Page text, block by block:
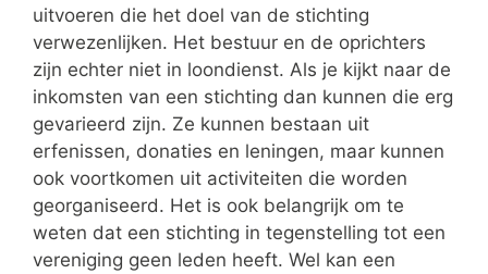
uitvoeren die het doel van de stichting
verwezenlijken. Het bestuur en de oprichters
zijn echter niet in loondienst. Als je kijkt naar de
inkomsten van een stichting dan kunnen die erg
gevarieerd zijn. Ze kunnen bestaan uit
erfenissen, donaties en leningen, maar kunnen
ook voortkomen uit activiteiten die worden
georganiseerd. Het is ook belangrijk om te
weten dat een stichting in tegenstelling tot een
vereniging geen leden heeft. Wel kan een